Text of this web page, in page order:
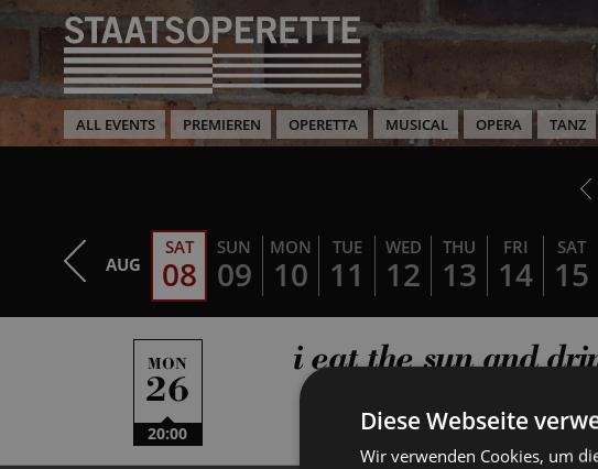
ALL EVENTS PREMIEREN OPERETTA MUSICAL OPERA TANZ
AUG
SAT
08
SUN
09
MON
10
TUE
11
WED
12
THU
13
FRI
14
SAT
15
MON
26
20:00
i eat the sun and
Diese Webseite
Wir verwenden Cookies, um